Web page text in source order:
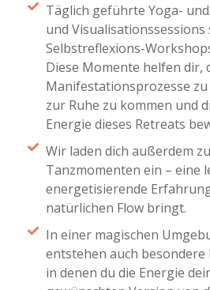
Täglich geführte Yoga-
und Visualisationssessions
Selbstreflexions-
Diese Momente helfen dir,
Manifestationsprozesse
zur Ruhe zu kommen und
Energie dieses Retreats
Wir laden dich außerdem
Tanzmomenten ein – eine
energetisierende
natürlichen Flow bringt.
In einer magischen
entstehen auch besondere
in denen du die Energie